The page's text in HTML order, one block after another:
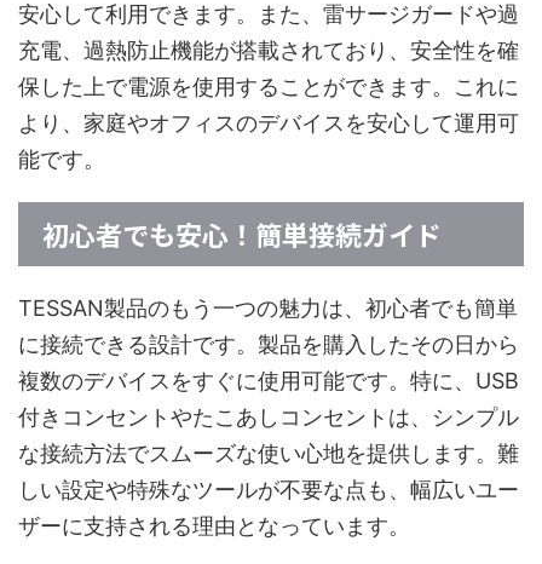
安心して利用できます。また、雷サージガードや過
充電、過熱防止機能が搭載されており、安全性を確
保した上で電源を使用することができます。これに
より、家庭やオフィスのデバイスを安心して運用可
能です。
初心者でも安心！簡単接続ガイド
TESSAN製品のもう一つの魅力は、初心者でも簡単
に接続できる設計です。製品を購入したその日から
複数のデバイスをすぐに使用可能です。特に、USB
付きコンセントやたこあしコンセントは、シンプル
な接続方法でスムーズな使い心地を提供します。難
しい設定や特殊なツールが不要な点も、幅広いユー
ザーに支持される理由となっています。